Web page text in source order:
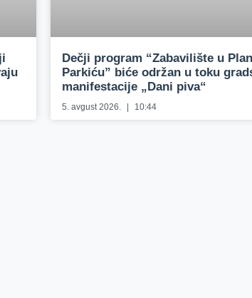
Dečji program “Zabavilište u
Parkiću” biće održan u toku
manifestacije „Dani piva“
5. avgust 2026. 10:44